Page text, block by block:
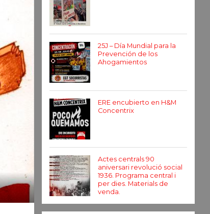
25J – Día Mundial para la
Prevención de los
Ahogamientos
ERE encubierto en H&M
Concentrix
Actes centrals 90
aniversari revolució social
1936. Programa central i
per dies. Materials de
venda.